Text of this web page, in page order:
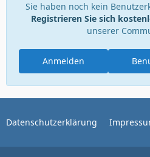
Sie haben noch kein
Registrieren Sie sich
unserer
Anmelden
Datenschutzerklärung